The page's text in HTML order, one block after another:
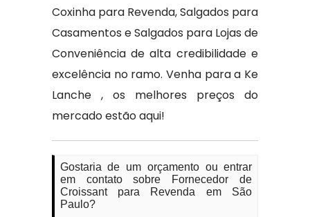
Coxinha para Revenda, Salgados para
Casamentos e Salgados para Lojas de
Conveniência de alta credibilidade e
excelência no ramo. Venha para a Ke
Lanche , os melhores preços do
mercado estão aqui!
Gostaria de um orçamento ou entrar
em contato sobre Fornecedor de
Croissant para Revenda em São
Paulo?